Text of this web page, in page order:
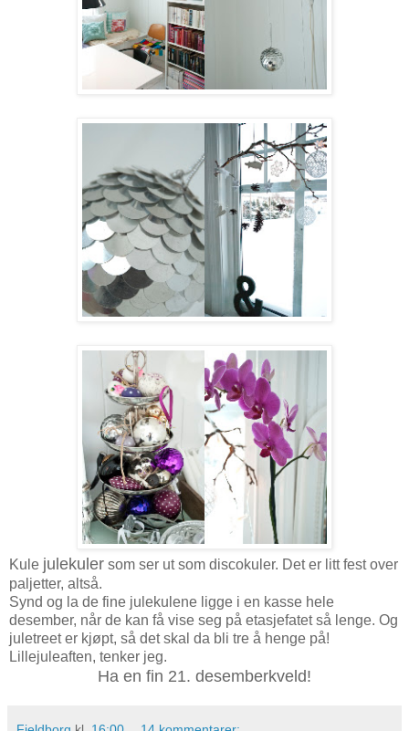
Kule julekuler som ser ut som discokuler. Det er litt fest over
paljetter, altså.
Synd og la de fine julekulene ligge i en kasse hele
desember, når de kan få vise seg på etasjefatet så lenge. Og
juletreet er kjøpt, så det skal da bli tre å henge på!
Lillejuleaften, tenker jeg.
Ha en fin 21. desemberkveld!